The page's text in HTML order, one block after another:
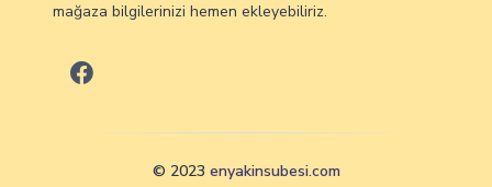
mağaza bilgilerinizi hemen ekleyebiliriz.
© 2023 enyakinsubesi.com